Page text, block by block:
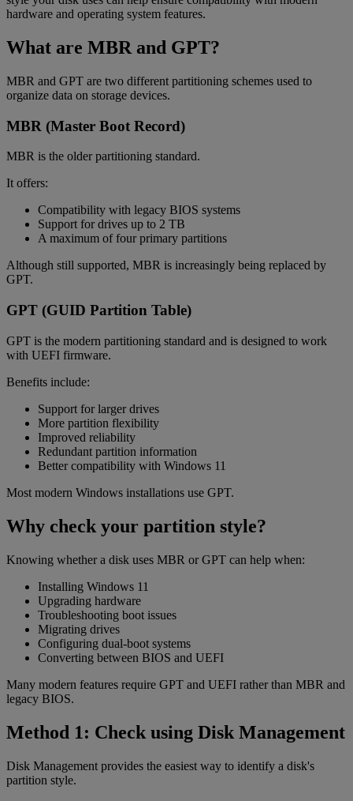
hardware and operating system features.
What are MBR and GPT?
MBR and GPT are two different partitioning schemes used to
organize data on storage devices.
MBR (Master Boot Record)
MBR is the older partitioning standard.
It offers:
Compatibility with legacy BIOS systems
Support for drives up to 2 TB
A maximum of four primary partitions
Although still supported, MBR is increasingly being replaced by
GPT.
GPT (GUID Partition Table)
GPT is the modern partitioning standard and is designed to work
with UEFI firmware.
Benefits include:
Support for larger drives
More partition flexibility
Improved reliability
Redundant partition information
Better compatibility with Windows 11
Most modern Windows installations use GPT.
Why check your partition style?
Knowing whether a disk uses MBR or GPT can help when:
Installing Windows 11
Upgrading hardware
Troubleshooting boot issues
Migrating drives
Configuring dual-boot systems
Converting between BIOS and UEFI
Many modern features require GPT and UEFI rather than MBR and
legacy BIOS.
Method 1: Check using Disk Management
Disk Management provides the easiest way to identify a disk's
partition style.